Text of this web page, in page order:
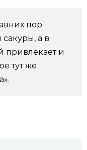
пор
а в
привлекает и
тут же